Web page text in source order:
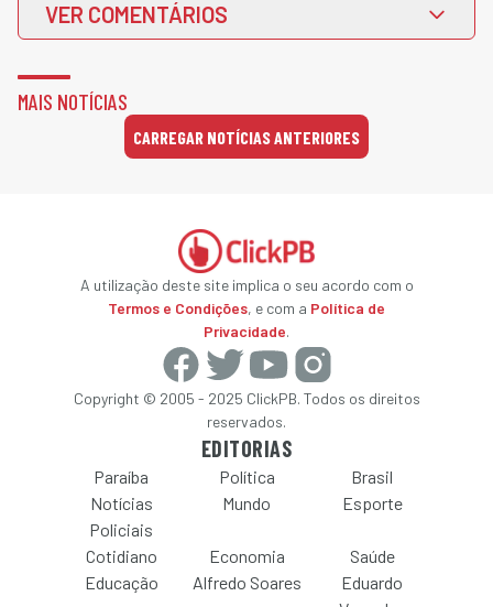
VER COMENTÁRIOS
MAIS NOTÍCIAS
CARREGAR NOTÍCIAS ANTERIORES
A utilização deste site implica o seu acordo com o
Termos e Condições, e com a Política de
Privacidade.
Copyright © 2005 - 2025 ClickPB. Todos os direitos
reservados.
EDITORIAS
Paraíba Política
Brasil
Notícias
Policiais
Mundo Esporte
Cotidiano Economia
Saúde
Educação
Alfredo Soares
Eduardo